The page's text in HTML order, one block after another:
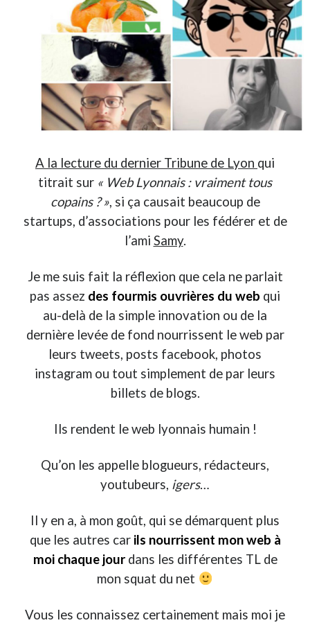
Derniers Commentaires
Entretien ménager dans
T’as vu quoi ? #52
C’était pas mieux avant… à Lyon
littleceltdansComment j’ai opéré ma vélorution toute personnelle
AnthonydansComment j’ai opéré ma vélorution toute personnelle
Renaud DucherdansComment j’ai opéré ma vélorution toute
Entretien ménager
T’as vu quoi ? #52
C’était pas mieux avant… à Lyon
Comment j’ai opéré ma vélorution toute personnelle
Renaud DucherdansComment j’ai opéré ma vélorution toute
personnelle
On parle de quoi ?
A Lyon
Green
Lyon
Lyon à Livre Ouvert
Mini-monsieur
Photos
A la lecture du dernier Tribune de Lyon qui
titrait sur « Web Lyonnais : vraiment tous
copains ? », si ça causait beaucoup de
startups, d’associations pour les fédérer et de
l’ami Samy.
Je me suis fait la réflexion que cela ne parlait
pas assez des fourmis ouvrières du web qui
au-delà de la simple innovation ou de la
dernière levée de fond nourrissent le web par
leurs tweets, posts facebook, photos
instagram ou tout simplement de par leurs
billets de blogs.
Ils rendent le web lyonnais humain !
Qu’on les appelle blogueurs, rédacteurs,
youtubeurs, igers…
Il y en a, à mon goût, qui se démarquent plus
que les autres car ils nourrissent mon web à
moi chaque jourdans les différentes TL de
mon squat du net
Vous les connaissez certainement mais moi je